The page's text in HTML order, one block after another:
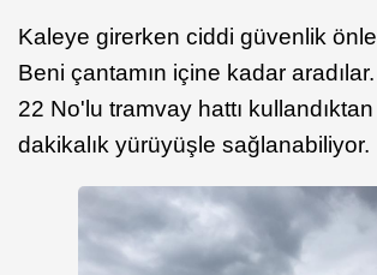
Kaleye girerken ciddi güvenlik
Beni çantamın içine kadar
22 No'lu tramvay hattı
dakikalık yürüyüşle sağlanabiliyor.